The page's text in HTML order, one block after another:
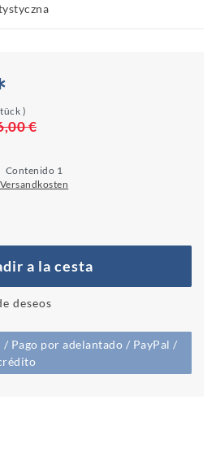
)
€
Contenido 1
Versandkosten
a la cesta
deseos
/ Pago por adelantado / PayPal /